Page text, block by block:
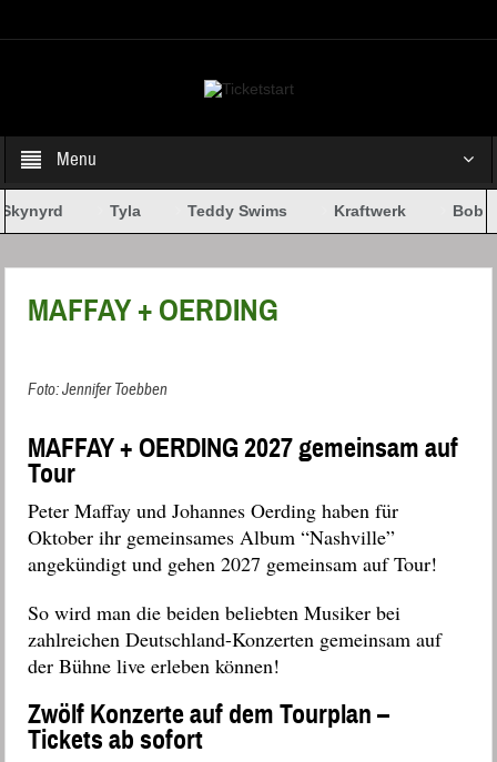
Menu
Tyla Teddy Swims Kraftwerk Bob
MAFFAY + OERDING
Foto: Jennifer Toebben
MAFFAY + OERDING 2027 gemeinsam auf
Tour
Peter Maffay und Johannes Oerding haben für
Oktober ihr gemeinsames Album “Nashville”
angekündigt und gehen 2027 gemeinsam auf Tour!
So wird man die beiden beliebten Musiker bei
zahlreichen Deutschland-Konzerten gemeinsam auf
der Bühne live erleben können!
Zwölf Konzerte auf dem Tourplan –
Tickets ab sofort